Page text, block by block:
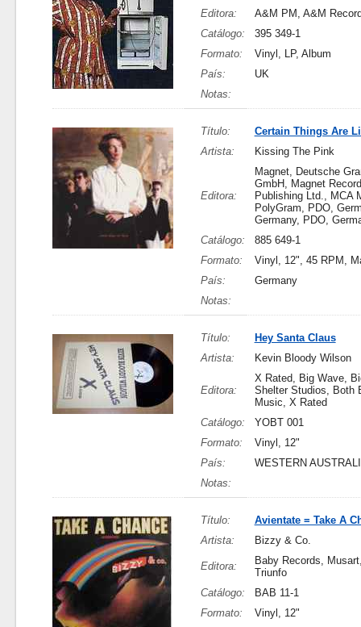
Editora:
A&M PM, A&M
Catálogo:
395 349-1
Formato:
Vinyl, LP, Album
País:
UK
Notas:
Título:
Certain Things Are
Artista:
Kissing The Pink
Editora:
Magnet, Deutsche
GmbH, Magnet
Publishing Ltd., MCA
PolyGram, PDO,
Germany, PDO,
Catálogo:
885 649-1
Formato:
Vinyl, 12", 45 RPM,
País:
Germany
Notas:
Título:
Hey Santa Claus
Artista:
Kevin Bloody Wilson
Editora:
X Rated, Big Wave,
Shelter Studios, Both
Music, X Rated
Catálogo:
YOBT 001
Formato:
Vinyl, 12"
País:
WESTERN
Notas:
Título:
Avientate = Take A
Artista:
Bizzy & Co.
Editora:
Baby Records,
Triunfo
Catálogo:
BAB 11-1
Formato:
Vinyl, 12"